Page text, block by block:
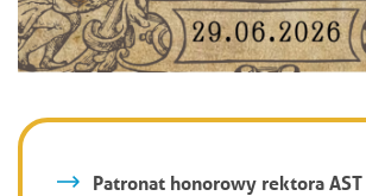
Patronat honorowy rektora AST